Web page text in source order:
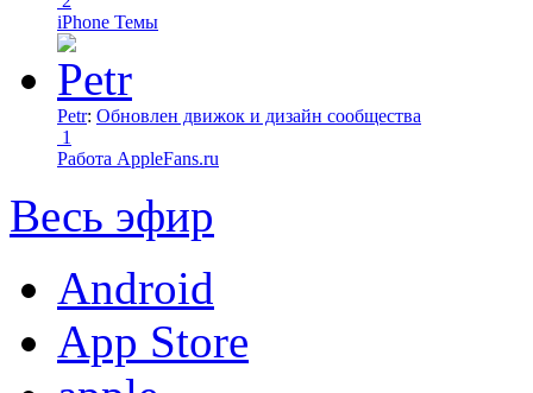
iPhone Темы
Petr: Обновлен движок и дизайн сообщества
1
Работа AppleFans.ru
Весь эфир
Android
App Store